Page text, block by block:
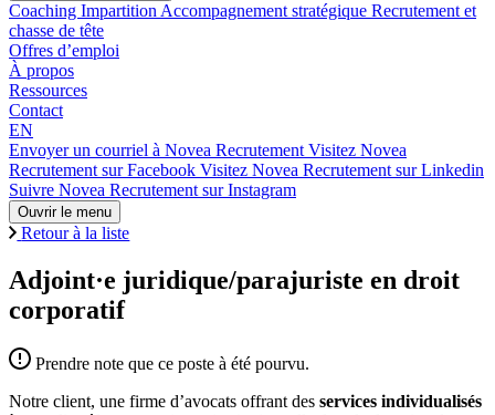
Coaching Impartition Accompagnement stratégique Recrutement et
chasse de tête
Offres d’emploi
À propos
Ressources
Contact
EN
Envoyer un courriel à Novea Recrutement Visitez Novea
Recrutement sur Facebook Visitez Novea Recrutement sur Linkedin
Suivre Novea Recrutement sur Instagram
Ouvrir le menu
Retour à la liste
Adjoint·e juridique/parajuriste en droit
corporatif
Prendre note que ce poste à été pourvu.
Notre client, une firme d’avocats offrant des services individualisés